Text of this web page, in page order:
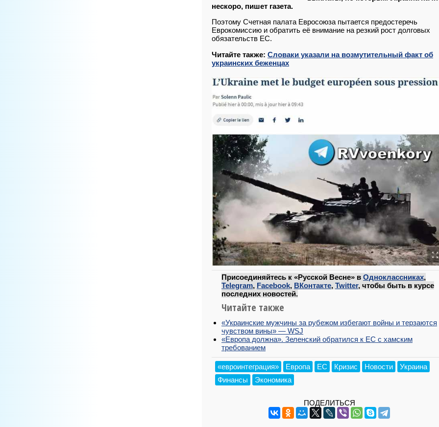
нескоро, пишет газета.
Поэтому Счетная палата Евросоюза пытается предостеречь
Еврокомиссию и обратить её внимание на резкий рост долговых
обязательств ЕС.
Читайте также: Словаки указали на возмутительный факт об
украинских беженцах
Присоединяйтесь к «Русской Весне» в Одноклассниках,
Telegram, Facebook, ВКонтакте, Twitter, чтобы быть в курсе
последних новостей.
Читайте также
«Украинские мужчины за рубежом избегают войны и терзаются
чувством вины» — WSJ
«Европа должна». Зеленский обратился к ЕС с хамским
требованием
«евроинтеграция» Европа ЕС Кризис Новости
Украина
Финансы
Экономика
ПОДЕЛИТЬСЯ